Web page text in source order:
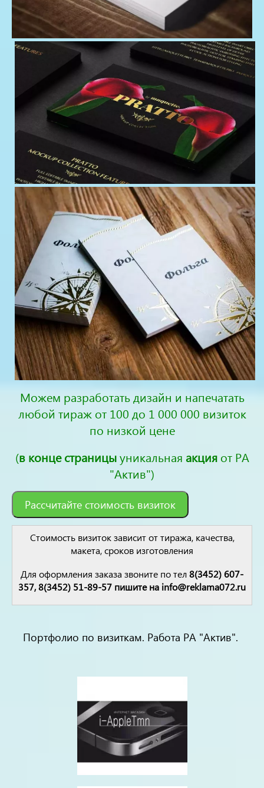
Можем разработать дизайн и напечатать
любой тираж от 100 до 1 000 000 визиток
по низкой цене
(в конце страницыуникальная акцияот РА
"Актив")
Рассчитайте стоимость визиток
Стоимость визиток зависит от тиража, качества,
макета, сроков изготовления
Для оформления заказа звоните по тел8(3452) 607-
357, 8(3452) 51-89-57 пишите на info@reklama072.ru
Портфолио по визиткам. Работа РА "Актив".